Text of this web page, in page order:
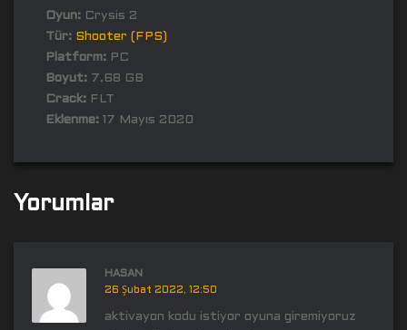
Oyun: Crysis 2
Tür: Shooter (FPS)
Platform: PC
Boyut: 7.68 GB
Crack: FLT
Eklenme: 17 Mayıs 2020
Yorumlar
HASAN
26 Şubat 2022, 12:50
aktivayon kodu istiyor oyuna giremiyoruz